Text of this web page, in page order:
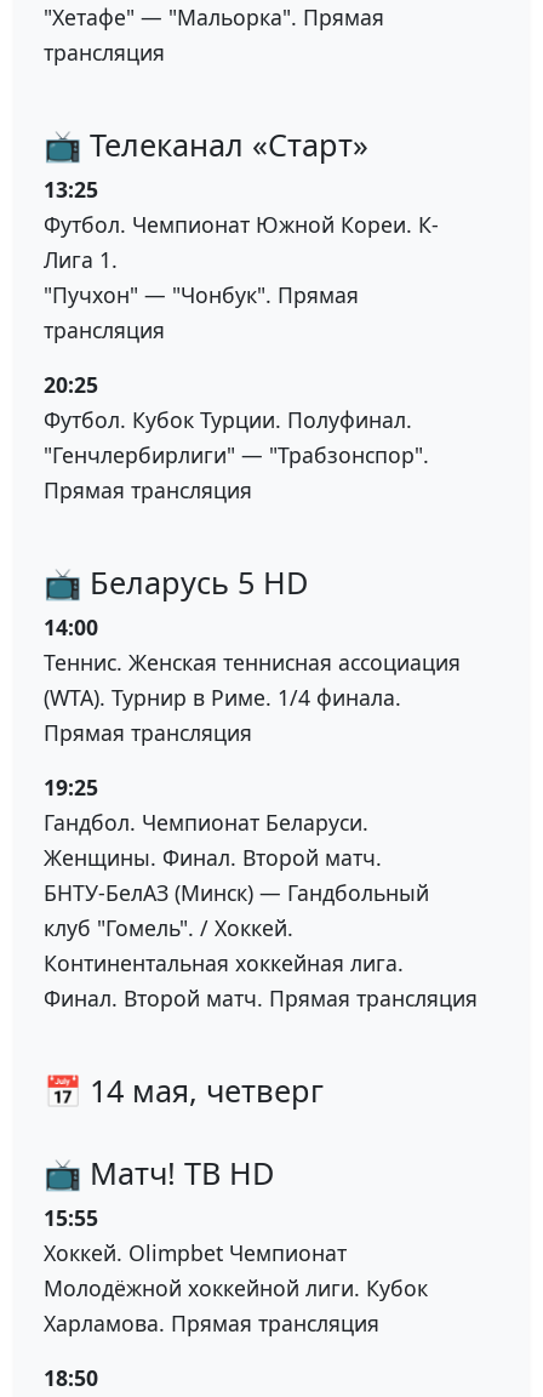
"Хетафе" — "Мальорка". Прямая
трансляция
📺 Телеканал «Старт»
13:25
Футбол. Чемпионат Южной Кореи. К-
Лига 1.
"Пучхон" — "Чонбук". Прямая
трансляция
20:25
Футбол. Кубок Турции. Полуфинал.
"Генчлербирлиги" — "Трабзонспор".
Прямая трансляция
📺 Беларусь 5 HD
14:00
Теннис. Женская теннисная ассоциация
(WTA). Турнир в Риме. 1/4 финала.
Прямая трансляция
19:25
Гандбол. Чемпионат Беларуси.
Женщины. Финал. Второй матч.
БНТУ-БелАЗ (Минск) — Гандбольный
клуб "Гомель". / Хоккей.
Континентальная хоккейная лига.
Финал. Второй матч. Прямая трансляция
📅 14 мая, четверг
📺 Матч! ТВ HD
15:55
Хоккей. Olimpbet Чемпионат
Молодёжной хоккейной лиги. Кубок
Харламова. Прямая трансляция
18:50